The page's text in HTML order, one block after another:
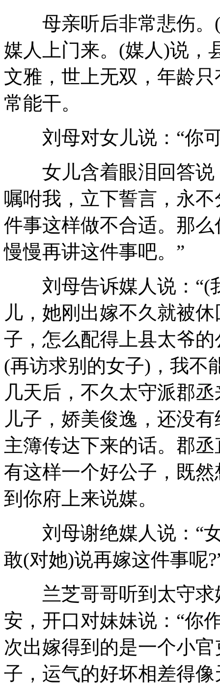
母亲听后非常悲伤。(
媒人上门来。(媒人)说，
文雅，世上无双，年龄
常能干。
刘母对女儿说：“你可
女儿含着眼泪回答说
嘱咐我，立下誓言，永
件事这样做不合适。那
慢慢再讲这件事吧。”
刘母告诉媒人说：“(
儿，她刚出嫁不久就被
子，怎么配得上县太爷
(再访求别的女子)，我不
几天后，不久太守派郡
儿子，娇美俊逸，还没
主簿传达下来的话。郡
有这样一个好公子，既
到你府上来说媒。
刘母谢绝媒人说：“女
敢(对她)说再嫁这件事呢
兰芝哥哥听到太守求
安，开口对妹妹说：“你
次出嫁得到的是一个小
子，运气的好坏相差得